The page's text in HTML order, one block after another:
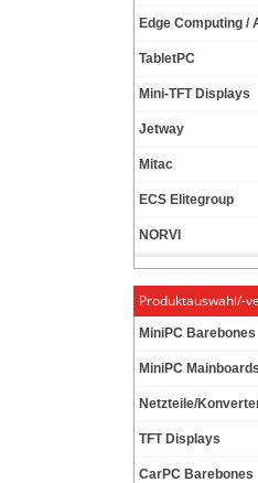
Edge Computing /
TabletPC
Mini-TFT Displays
Jetway
Mitac
ECS Elitegroup
NORVI
Produktauswahl/-
MiniPC Barebones
MiniPC Mainboards
Netzteile/
TFT Displays
CarPC Barebones